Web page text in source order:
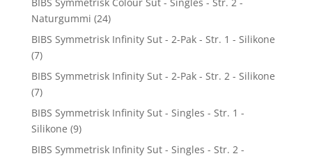
Naturgummi (24)
BIBS Symmetrisk Infinity Sut - 2-Pak - Str. 1 - Silikone
(7)
BIBS Symmetrisk Infinity Sut - 2-Pak - Str. 2 - Silikone
(7)
BIBS Symmetrisk Infinity Sut - Singles - Str. 1 -
Silikone (9)
BIBS Symmetrisk Infinity Sut - Singles - Str. 2 -